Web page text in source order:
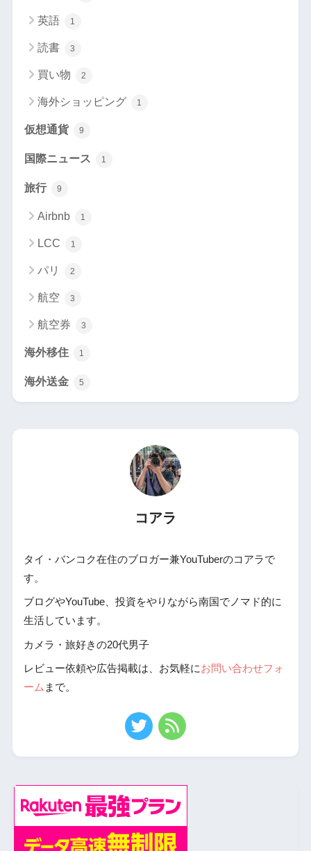
英語 1
読書 3
買い物 2
海外ショッピング 1
仮想通貨 9
国際ニュース 1
旅行 9
Airbnb 1
LCC 1
パリ 2
航空 3
航空券 3
海外移住 1
海外送金 5
コアラ
タイ・バンコク在住のブロガー兼YouTuberのコアラで
す。
ブログやYouTube、投資をやりながら南国でノマド的に
生活しています。
カメラ・旅好きの20代男子
レビュー依頼や広告掲載は、お気軽にお問い合わせフォ
ーム まで。